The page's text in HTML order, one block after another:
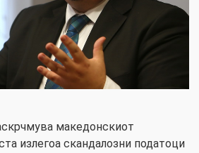
македонскиот
излегоа скандалозни податоци